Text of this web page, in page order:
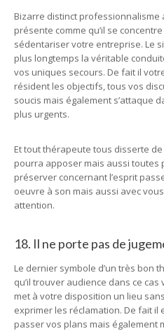
Bizarre distinct professionnalisme
présente comme qu’il se
sédentariser votre entreprise. Le
plus longtemps la véritable
vos uniques secours. De fait il
résident les objectifs, tous vos
soucis mais également s’attaque
plus urgents.
Et tout thérapeute tous disserte
pourra apposer mais aussi toutes
préserver concernant l’esprit
oeuvre à son mais aussi avec
attention.
18. Il ne porte pas de
Le dernier symbole d’un très bon
qu’il trouver audience dans ce
met à votre disposition un lieu
exprimer les réclamation. De fait il
passer vos plans mais également